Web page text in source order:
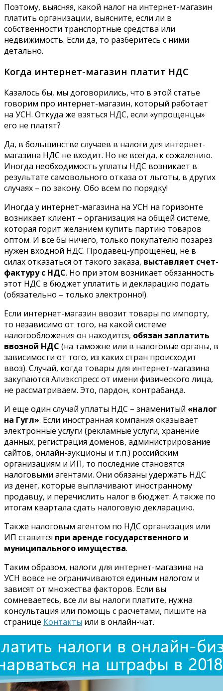
Поэтому, выясняя, какой налог на интернет-магазин
платить организации, выясните, если ли в
собственности транспортные средства или
недвижимость. Если да, то разберитесь с ними
детально.
Когда интернет-магазин платит НДС
Казалось бы, мы договорились, что в этой статье
говорим про интернет-магазин, который работает
на УСН. Откуда же взяться НДС, если «упрощенцы»
его не платят?
Да, в большинстве случаев в налоги для интернет-
магазина НДС не входит. Но не всегда, к сожалению.
Иногда необходимость уплаты НДС возникает в
результате самовольного отказа от льготы, в других
случаях – по закону. Обо всем по порядку!
Иногда у интернет-магазина на УСН на горизонте
возникает клиент – организация на общей системе,
которая горит желанием купить партию товаров
оптом. И все бы ничего, только покупателю позарез
нужен входной НДС. Продавец-упрощенец, не в
силах отказаться от такого заказа, выставляет счет-
фактуру с НДС. Но при этом возникает обязанность
этот НДС в бюджет уплатить и декларацию подать
(обязательно – только электронно!).
Если интернет-магазин ввозит товары по импорту,
то независимо от того, на какой системе
налогообложения он находится, обязан заплатить
ввозной НДС (на таможне или в налоговые органы, в
зависимости от того, из каких стран происходит
ввоз). Случай, когда товары для интернет-магазина
закупаются Алиэкспресс от имени физического лица,
не рассматриваем. Это, пардон, контрабанда.
И еще один случай уплаты НДС – знаменитый «налог
на Гугл». Если иностранная компания оказывает
электронные услуги (рекламные услуги, хранение
данных, регистрация доменов, администрирование
сайтов, онлайн-аукционы и т.п.) российским
организациям и ИП, то последние становятся
налоговыми агентами. Они обязаны удержать НДС
из денег, которые выплачивают иностранному
продавцу, и перечислить налог в бюджет. А также по
итогам квартала сдать налоговую декларацию.
Также налоговым агентом по НДС организация или
ИП ставится при аренде государственного и
муниципального имущества.
Таким образом, налоги для интернет-магазина на
УСН вовсе не ограничиваются единым налогом и
зависят от множества факторов. Если вы
сомневаетесь, все ли вы налоги платите, нужна
консультация или помощь с расчетами, пишите на
странице Контакты или в онлайн-чат.